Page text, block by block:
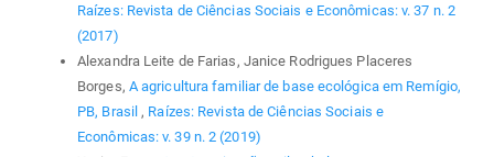
Raízes: Revista de Ciências Sociais e Econômicas: v. 37 n. 2
(2017)
Alexandra Leite de Farias, Janice Rodrigues Placeres
Borges, A agricultura familiar de base ecológica em Remígio,
PB, Brasil , Raízes: Revista de Ciências Sociais e
Econômicas: v. 39 n. 2 (2019)